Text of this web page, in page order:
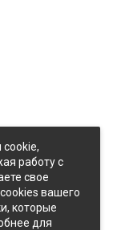
cookie,
работу с
свое
вашего
которые
для